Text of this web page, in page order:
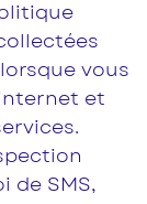
vous
et
de SMS,